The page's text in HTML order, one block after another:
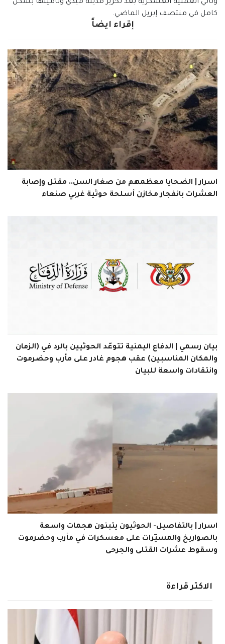
وتأتي العملية العسكرية بعد تحرير مدينة ميدي وتأمينها بشكل
كامل في منتصف إبريل الماضي.
إقراء ايضاً
اسرار | الضحايا معظمهم من صغار السن.. مقتل وإصابة
العشرات بانفجار مخازن أسلحة حوثية غربي صنعاء
بيان رسمي | الدفاع اليمنية تتوعّد الحوثيين بالرد في (الزمان
والمكان المناسبين) عقب هجوم غادر على مأرب وحضرموت
وانتقادات واسعة للبيان
اسرار | بالتفاصيل- الحوثيون يتبنون هجمات واسعة
بالصواريخ والمسيّرات على معسكرات في مأرب وحضرموت
وسقوط عشرات القتلى والجرحى
الاكثر قراءة